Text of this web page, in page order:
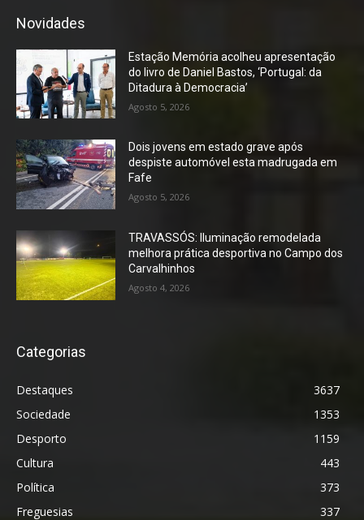
Novidades
Estação Memória acolheu apresentação
do livro de Daniel Bastos, ‘Portugal: da
Ditadura à Democracia’
Agosto 5, 2026
Dois jovens em estado grave após
despiste automóvel esta madrugada em
Fafe
Agosto 5, 2026
TRAVASSÓS: Iluminação remodelada
melhora prática desportiva no Campo dos
Carvalhinhos
Agosto 4, 2026
Categorias
Destaques
3637
Sociedade
1353
Desporto
1159
Cultura
443
Política
373
Freguesias
337